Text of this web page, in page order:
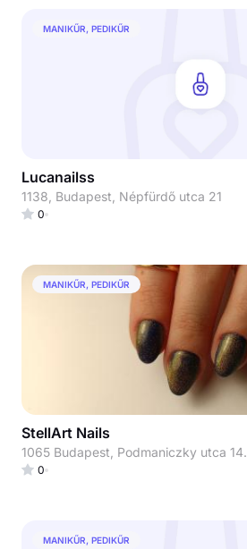
MANIKŰR, PEDIKŰR
Lucanailss
1138, Budapest, Népfürdő utca 21
0
MANIKŰR, PEDIKŰR
StellArt Nails
1065 Budapest, Podmaniczky utca 14.
0
MANIKŰR, PEDIKŰR